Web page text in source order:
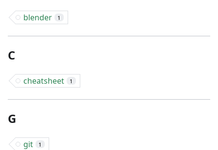
blender 1
C
cheatsheet 1
G
git 1